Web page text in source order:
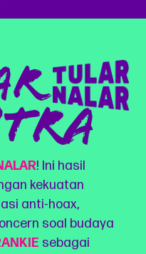
! Ini hasil
kekuatan
anti-hoax,
soal budaya
sebagai